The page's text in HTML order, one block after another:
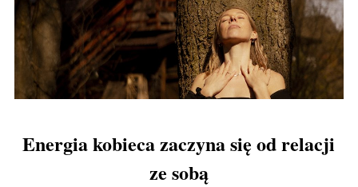
Energia kobieca zaczyna się od relacji
ze sobą